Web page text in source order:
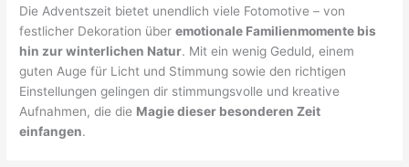
Die Adventszeit bietet unendlich viele Fotomotive – von
festlicher Dekoration überemotionale Familienmomente bis
hin zur winterlichen Natur. Mit ein wenig Geduld, einem
guten Auge für Licht und Stimmung sowie den richtigen
Einstellungen gelingen dir stimmungsvolle und kreative
Aufnahmen, die die Magie dieser besonderen Zeit
einfangen.